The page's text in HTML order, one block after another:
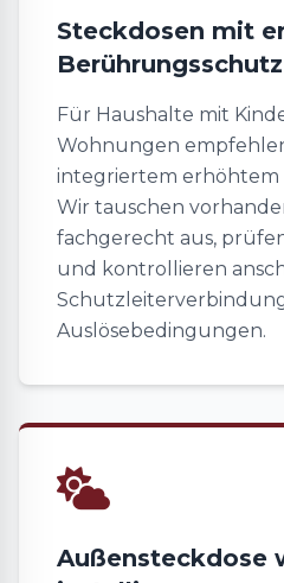
Steckdosen mit
Für Haushalte mit
Wohnungen
integriertem
Wir tauschen
fachgerecht aus,
und kontrollieren
Auslösebedingungen.
Außensteckdose